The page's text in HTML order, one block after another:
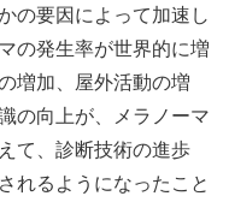
の要因によって加速し
の発生率が世界的に増
増加、屋外活動の増
の向上が、メラノーマ
て、診断技術の進歩
れるようになったこと